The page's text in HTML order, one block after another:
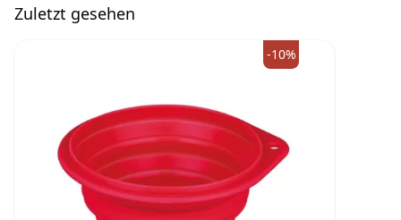
Zuletzt gesehen
-10%